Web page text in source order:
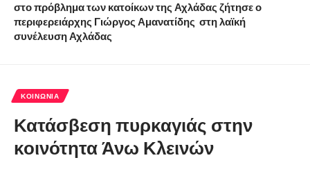
στο πρόβλημα των κατοίκων της Αχλάδας ζήτησε ο
περιφερειάρχης Γιώργος Αμανατίδης στη λαϊκή
συνέλευση Αχλάδας
ΚΟΙΝΩΝΊΑ
Κατάσβεση πυρκαγιάς στην
κοινότητα Άνω Κλεινών